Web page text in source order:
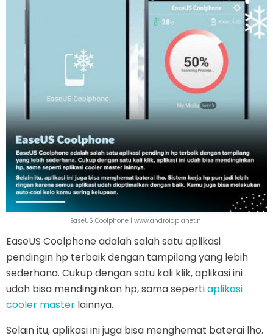
EaseUS Coolphone | www.androidplanet.nl
EaseUS Coolphone adalah salah satu aplikasi
pendingin hp terbaik dengan tampilang yang lebih
sederhana. Cukup dengan satu kali klik, aplikasi ini
udah bisa mendinginkan hp, sama sepertiaplikasi
cooler master lainnya.
Selain itu, aplikasi ini juga bisa menghemat baterai lho.